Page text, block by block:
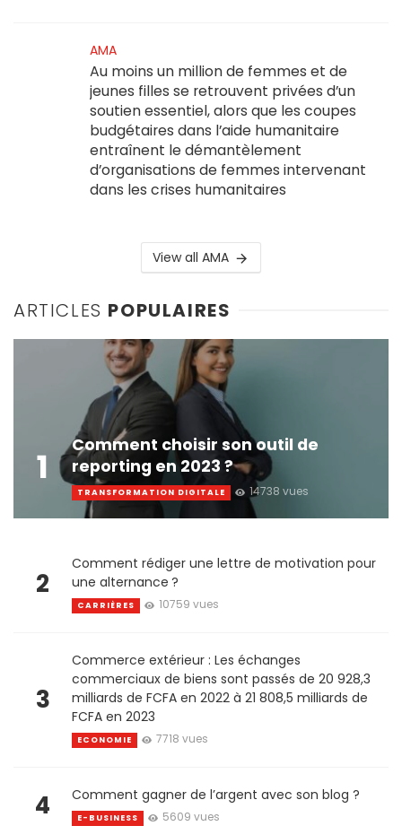
AMA
Au moins un million de femmes et de
jeunes filles se retrouvent privées d’un
soutien essentiel, alors que les coupes
budgétaires dans l’aide humanitaire
entraînent le démantèlement
d’organisations de femmes intervenant
dans les crises humanitaires
View all AMA
ARTICLES POPULAIRES
1
Comment choisir son outil de
reporting en 2023 ?
TRANSFORMATION DIGITALE 14738 vues
2
Comment rédiger une lettre de motivation pour
une alternance ?
CARRIÈRES 10759 vues
3
Commerce extérieur : Les échanges
commerciaux de biens sont passés de 20 928,3
milliards de FCFA en 2022 à 21 808,5 milliards de
FCFA en 2023
ECONOMIE 7718 vues
4 Comment gagner de l’argent avec son blog ?
E-BUSINESS 5609 vues